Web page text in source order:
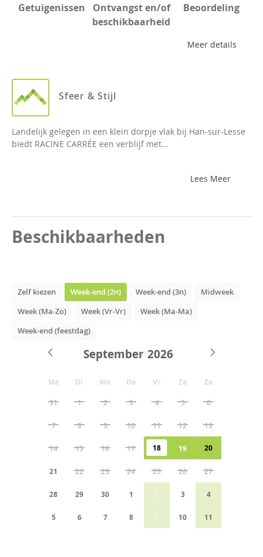
Getuigenissen
Ontvangst en/of
beschikbaarheid
Beoordeling
Meer details
Sfeer & Stijl
Landelijk gelegen in een klein dorpje vlak bij Han-sur-Lesse
biedt RACINE CARRÉE een verblijf met...
Lees Meer
Beschikbaarheden
Zelf kiezen Week-end (2n) Week-end (3n)
Midweek
Week (Ma-Zo)
Week (Vr-Vr)
Week (Ma-Ma)
Week-end (feestdag)
September
Ma Di Wo Do Vr Za Zo
31 1 2 3 4 5 6
7 8 9 10 11 12 13
14 15 16 17 18 19 20
21 22 23 24 25 26 27
28 29 30 1 2 3 4
5 6 7 8 9 10 11